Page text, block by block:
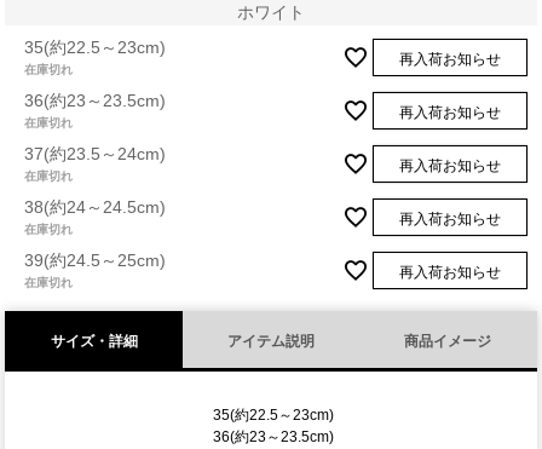
ホワイト
35(約22.5～23cm)
在庫切れ
再入荷お知らせ
36(約23～23.5cm)
在庫切れ
再入荷お知らせ
37(約23.5～24cm)
在庫切れ
再入荷お知らせ
38(約24～24.5cm)
在庫切れ
再入荷お知らせ
39(約24.5～25cm)
在庫切れ
再入荷お知らせ
サイズ・詳細 アイテム説明 商品イメージ
35(約22.5～23cm)
36(約23～23.5cm)